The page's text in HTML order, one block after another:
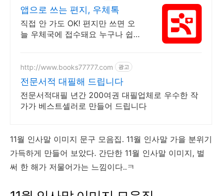
앱으로 쓰는 편지, 우체톡
직접 안 가도 OK! 편지만 쓰면 오
늘 우체국에 접수돼요 누구나 쉽고
http://www.books77777.com 광고
전문서적 대필해 드립니다
전문서적대필 년간 200여권 대필업체로 우수한 작
가가 베스트셀러로 만들어 드립니다
11월 인사말 이미지 문구 모음집. 11월 인사말 가을 분위기
가득하게 만들어 보았다. 간단한 11월 인사말 이미지, 벌
써 한 해가 저물어가는 느낌이다..ㅋ